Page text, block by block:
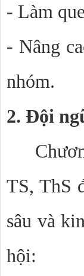
- Làm
- Nâng
nhóm.
2. Đội
TS, ThS
sâu và
hội: